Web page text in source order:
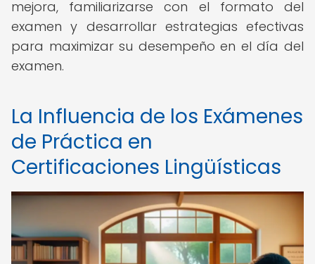
mejora, familiarizarse con el formato del
examen y desarrollar estrategias efectivas
para maximizar su desempeño en el día del
examen.
La Influencia de los Exámenes
de Práctica en
Certificaciones Lingüísticas